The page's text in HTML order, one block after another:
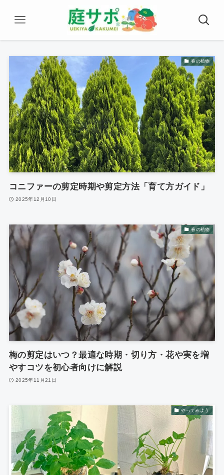
春の植物
コニファーの剪定時期や剪定方法「育て方ガイド」
2025年12月10日
春の植物
梅の剪定はいつ？最適な時期・切り方・花や実を増
やすコツを初心者向けに解説
2025年11月21日
やってみよう